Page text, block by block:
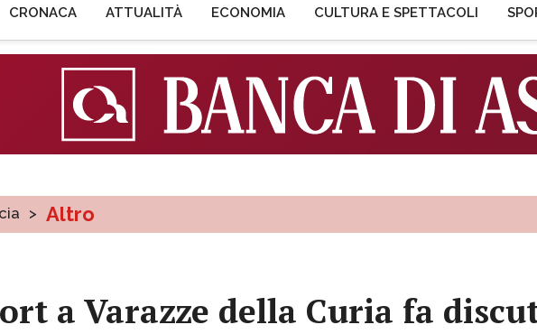
CRONACA ATTUALITÀ ECONOMIA CULTURA E SPETTACOLI
> Altro
a Varazze della Curia fa